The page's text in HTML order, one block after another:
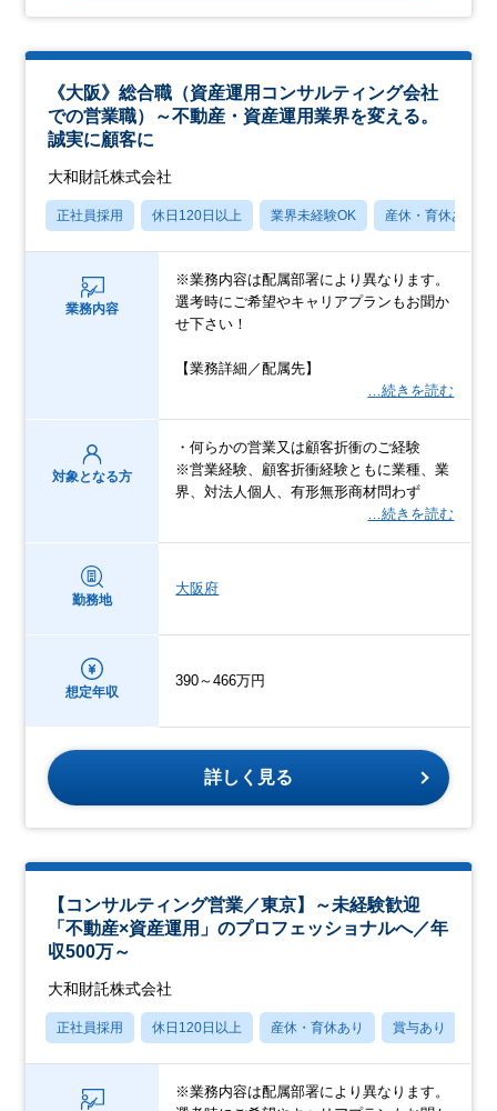
《大阪》総合職（資産運用コンサルティング会社
での営業職）～不動産・資産運用業界を変える。
誠実に顧客に
大和財託株式会社
正社員採用 休日120日以上 業界未経験OK 産休・育休あり
業務内容
※業務内容は配属部署により異なります。
選考時にご希望やキャリアプランもお聞か
せ下さい！
【業務詳細／配属先】
…続きを読む
対象となる方
・何らかの営業又は顧客折衝のご経験
※営業経験、顧客折衝経験ともに業種、業
界、対法人個人、有形無形商材問わず
…続きを読む
勤務地
大阪府
想定年収
390～466万円
詳しく見る
【コンサルティング営業／東京】～未経験歓迎
「不動産×資産運用」のプロフェッショナルへ／年
収500万～
大和財託株式会社
正社員採用 休日120日以上 産休・育休あり 賞与あり
※業務内容は配属部署により異なります。